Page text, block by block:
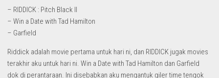
– RIDDICK : Pitch Black II
– Win a Date with Tad Hamilton
– Garfield
Riddick adalah movie pertama untuk hari ni, dan RIDDICK jugak movies
terakhir aku untuk hari ni. Win a Date with Tad Hamilton dan Garfield
dok di perantaraan. Ini disebabkan aku mengantuk giler time tengok